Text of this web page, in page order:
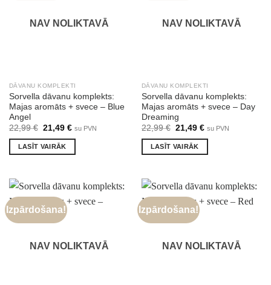
NAV NOLIKTAVĀ
DĀVANU KOMPLEKTI
Sorvella dāvanu komplekts:
Majas aromāts + svece – Blue
Angel
22,99€ Original
was:
22,99 €.
21,49 €Current
su PVN
LASĪT VAIRĀK
NAV NOLIKTAVĀ
DĀVANU KOMPLEKTI
Sorvella dāvanu komplekts:
Majas aromāts + svece – Day
Dreaming
22,99€ Original
was:
22,99 €.
21,49 €Current
su PVN
LASĪT VAIRĀK
Izpārdošana!
NAV NOLIKTAVĀ
Izpārdošana!
NAV NOLIKTAVĀ